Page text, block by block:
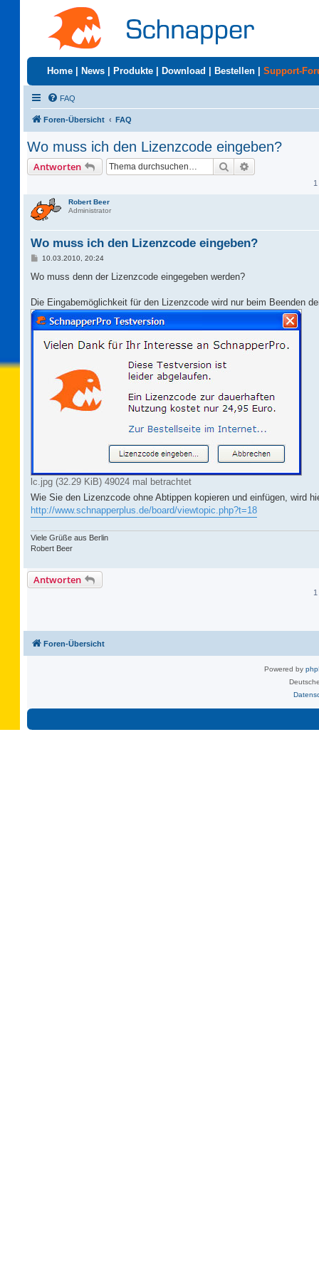
Home News Produkte Download Bestellen Support-
FAQ
Foren-Übersicht FAQ
Wo muss ich den Lizenzcode eingeben?
Antworten Suche
Robert Beer
Administrator
Wo muss ich den Lizenzcode eingeben?
B
i
a
g
10.03.2010, 20:24
Wo muss denn der Lizenzcode eingegeben werden?
Die Eingabemöglichkeit für den Lizenzcode wird nur beim Beenden
lc.jpg (32.29 KiB) 49024 mal betrachtet
Wie Sie den Lizenzcode ohne Abtippen kopieren und einfügen, wird
http://www.schnapperplus.de/board/viewtopic.php?t=18
Viele Grüße aus Berlin
Robert Beer
Antworten
Foren-Übersicht
Powered by